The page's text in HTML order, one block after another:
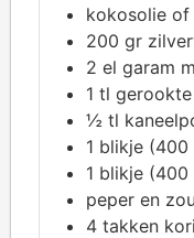
kokosolie of
200 gr
2 el garam
1 tl
½ tl
1 blikje (400
1 blikje (400
peper en
4 takken